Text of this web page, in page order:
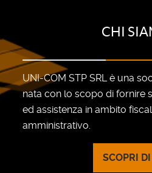
CHI
UNI-COM STP SRL è una
nata con lo scopo di fornire
ed assistenza in ambito
amministrativo.
SCOPRI